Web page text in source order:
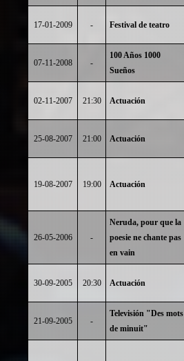
17-01-2009 - Festival de teatro
07-11-2008 -
100 Años 1000
Sueños
02-11-2007 21:30 Actuación
25-08-2007 21:00 Actuación
19-08-2007 19:00 Actuación
26-05-2006 -
Neruda, pour que la
poesie ne chante pas
en vain
30-09-2005 20:30 Actuación
21-09-2005 -
Televisión "Des mots
de minuit"